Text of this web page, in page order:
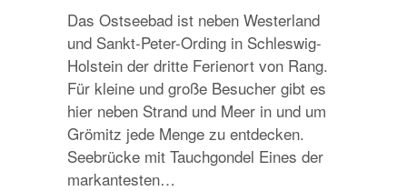
Das Ostseebad ist neben Westerland
und Sankt-Peter-Ording in Schleswig-
Holstein der dritte Ferienort von Rang.
Für kleine und große Besucher gibt es
hier neben Strand und Meer in und um
Grömitz jede Menge zu entdecken.
Seebrücke mit Tauchgondel Eines der
markantesten…